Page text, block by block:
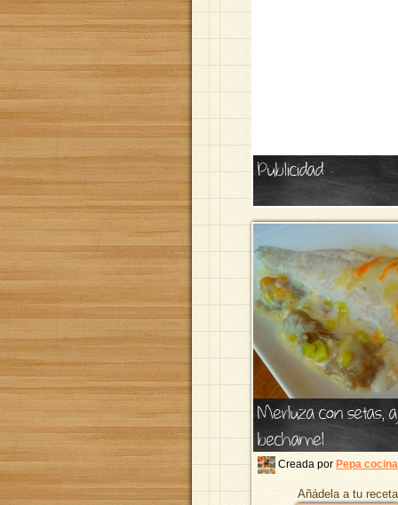
Publicidad
Merluza con setas,
bechamel
Creada por Pepa cocina
Añádela a tu